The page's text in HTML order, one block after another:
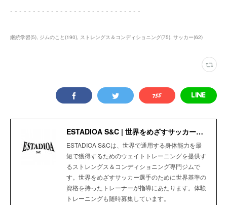
‐ ‐ ‐ ‐ ‐ ‐ ‐ ‐ ‐ ‐ ‐ ‐ ‐ ‐ ‐ ‐ ‐ ‐ ‐ ‐ ‐ ‐ ‐ ‐ ‐ ‐ ‐ ‐ ‐
継続学習(5) ジムのこと(190) ストレングス＆コンディショニング(75) サッカー(62)
ESTADIOA S&C | 世界をめざすサッカー選手のためのStrength＆Conditioning Gym
ESTADIOA S&Cは、世界で通用する身体能力を最
短で獲得するためのウェイトトレーニングを提供す
るストレングス＆コンディショニング専門ジムで
す。世界をめざすサッカー選手のために世界基準の
資格を持ったトレーナーが指導にあたります。体験
トレーニングも随時募集しています。